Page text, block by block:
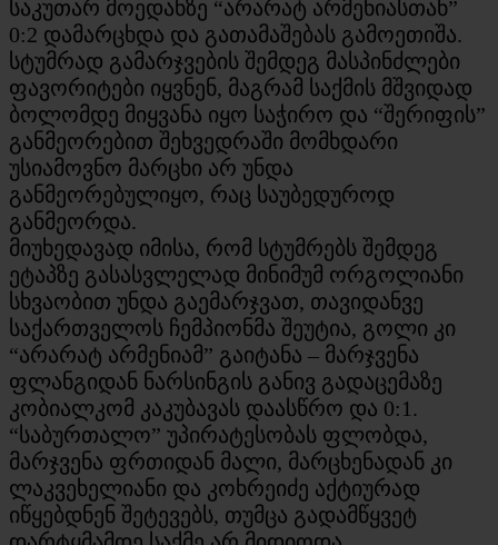
საკუთარ მოედანზე “არარატ არმენიასთან”
0:2 დამარცხდა და გათამაშებას გამოეთიშა.
სტუმრად გამარჯვების შემდეგ მასპინძლები
ფავორიტები იყვნენ, მაგრამ საქმის მშვიდად
ბოლომდე მიყვანა იყო საჭირო და “შერიფის”
განმეორებით შეხვედრაში მომხდარი
უსიამოვნო მარცხი არ უნდა
განმეორებულიყო, რაც საუბედუროდ
განმეორდა.
მიუხედავად იმისა, რომ სტუმრებს შემდეგ
ეტაპზე გასასვლელად მინიმუმ ორგოლიანი
სხვაობით უნდა გაემარჯვათ, თავიდანვე
საქართველოს ჩემპიონმა შეუტია, გოლი კი
“არარატ არმენიამ” გაიტანა – მარჯვენა
ფლანგიდან ნარსინგის განივ გადაცემაზე
კობიალკომ კაკუბავას დაასწრო და 0:1.
“საბურთალო” უპირატესობას ფლობდა,
მარჯვენა ფრთიდან მალი, მარცხენადან კი
ლაკვეხელიანი და კოხრეიძე აქტიურად
იწყებდნენ შეტევებს, თუმცა გადამწყვეტ